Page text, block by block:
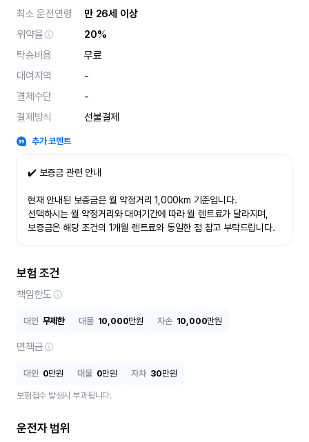
최소 운전연령
만 26세 이상
위약율
20%
탁송비용
무료
대여지역
-
결제수단
-
결제방식
선불결제
추가 코멘트
✔️ 보증금 관련 안내
현재 안내된 보증금은 월 약정거리 1,000km 기준입니다.
선택하시는 월 약정거리와 대여기간에 따라 월 렌트료가 달라지며,
보증금은 해당 조건의 1개월 렌트료와 동일한 점 참고 부탁드립니다.
보험 조건
책임한도
대인 무제한 대물 10,000만원 자손 10,000만원
면책금
대인 0만원 대물 0만원 자차 30만원
보험접수 발생시 부과됩니다.
운전자 범위